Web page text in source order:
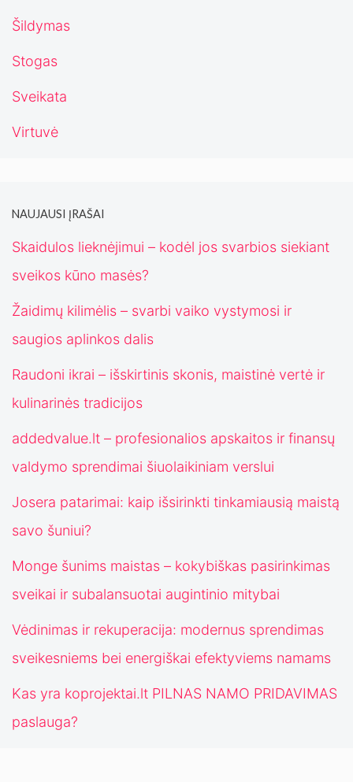
Šildymas
Stogas
Sveikata
Virtuvė
NAUJAUSI ĮRAŠAI
Skaidulos lieknėjimui – kodėl jos svarbios siekiant
sveikos kūno masės?
Žaidimų kilimėlis – svarbi vaiko vystymosi ir
saugios aplinkos dalis
Raudoni ikrai – išskirtinis skonis, maistinė vertė ir
kulinarinės tradicijos
addedvalue.lt – profesionalios apskaitos ir finansų
valdymo sprendimai šiuolaikiniam verslui
Josera patarimai: kaip išsirinkti tinkamiausią maistą
savo šuniui?
Monge šunims maistas – kokybiškas pasirinkimas
sveikai ir subalansuotai augintinio mitybai
Vėdinimas ir rekuperacija: modernus sprendimas
sveikesniems bei energiškai efektyviems namams
Kas yra koprojektai.lt PILNAS NAMO PRIDAVIMAS
paslauga?